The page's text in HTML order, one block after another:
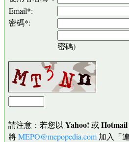
Email*:
密碼*:
密碼)
請注意：若您以 Yahoo! 或Hotmail
將MEPO@mepopedia.com 加入「